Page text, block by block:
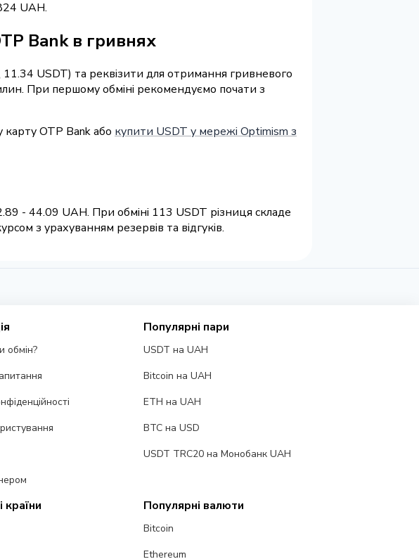
UAH.
Bank в гривнях
11.34 USDT) та реквізити для отримання гривневого
При першому обміні рекомендуємо почати з
OTP Bank або купити USDT у мережі Optimism з
- 44.09 UAH. При обміні 113 USDT різниця складе
з урахуванням резервів та відгуків.
обмін?
Популярні пари
USDT на UAH
Bitcoin на UAH
ETH на UAH
BTC на USD
USDT TRC20 на Монобанк UAH
країни Популярні валюти
Bitcoin
Ethereum